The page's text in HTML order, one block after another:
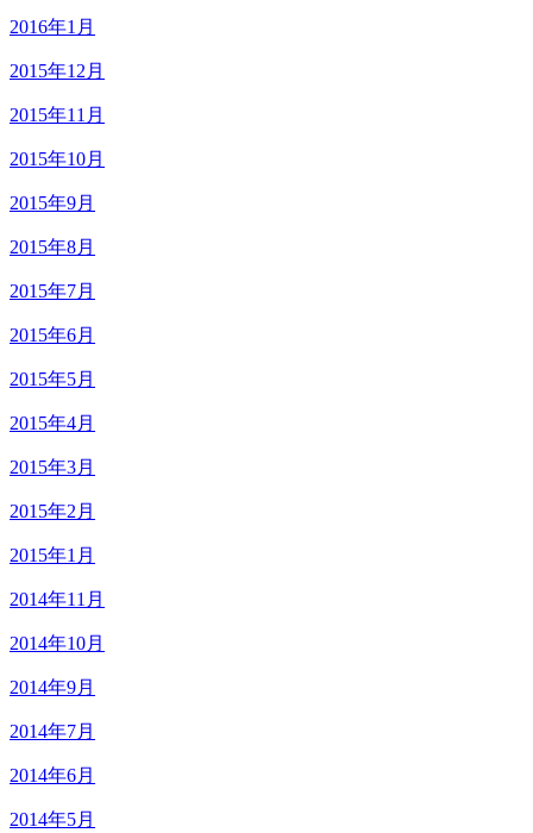
2016年1月
2015年12月
2015年11月
2015年10月
2015年9月
2015年8月
2015年7月
2015年6月
2015年5月
2015年4月
2015年3月
2015年2月
2015年1月
2014年11月
2014年10月
2014年9月
2014年7月
2014年6月
2014年5月